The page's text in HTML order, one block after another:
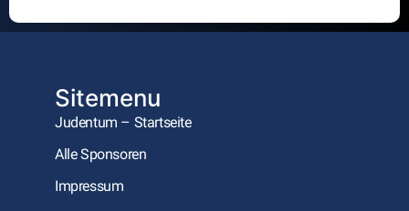
Alternative:
Sitemenu
Judentum – Startseite
Alle Sponsoren
Impressum